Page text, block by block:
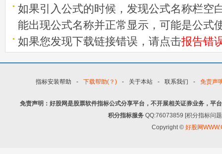
如果引入公式的时候，发现公式名称栏空
能出现公式名称并正常显示，可能是公式
如果您发现下载链接错误，请点击报告错
指标安装帮助 - 下载帮助(？) - 关于本站 - 联系我们 - 免责声
免责声明：好股网是股票软件指标公式分享平台，不开展相关证券业务，平
积分指标服务 QQ:76073859 [积分指标问
Copyright © 好股网